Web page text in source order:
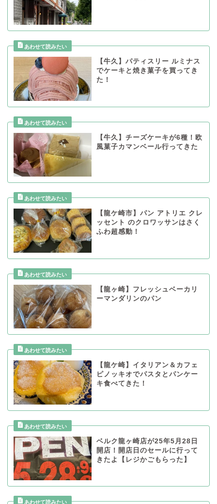
【牛久】パティスリー ルミナス
でケーキと焼き菓子を買ってき
た！
【牛久】チーズケーキが6種！欧
風菓子カマンベール行ってきた
【龍ケ崎市】パン アトリエ クレ
ッセント のクロワッサンはさく
ふわ超感動！
【龍ヶ崎】フレッシュベーカリ
ーマンダリンのパン
【龍ケ崎】イタリアン＆カフェ
ピノッキオでパスタとパンケー
キ食べてきた！
ベルク龍ヶ崎店が25年5月28日
開店！開店日のセールに行って
きたよ【レジかごもらった】